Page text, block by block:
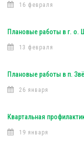
16 февраля
Плановые работы в г. о.
13 февраля
Плановые работы в п.
26 января
Квартальная
19 января